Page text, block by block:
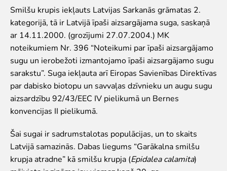
"Cīruļu" karte
Par ārpilsētas bāzi "Cīruļi"
"Cīruļu" kontaktinformācija
Par mums
Misija un vērtības
Stratēģija
Pārvaldība
Atbildīga darbība un politikas
Dalība EAZA
Vēsture
Kontaktinformācija
Iepirkumi
Smilšu krupis iekļauts Latvijas Sarkanās grāmatas 2.
kategorijā, tā ir Latvijā īpaši aizsargājama suga, saskaņā
ar 14.11.2000. (grozījumi 27.07.2004.) MK
noteikumiem Nr. 396 “Noteikumi par īpaši aizsargājamo
sugu un ierobežoti izmantojamo īpaši aizsargājamo sugu
sarakstu”. Suga iekļauta arī Eiropas Savienības Direktīvas
par dabisko biotopu un savvaļas dzīvnieku un augu sugu
aizsardzību 92/43/EEC IV pielikumā un Bernes
konvencijas II pielikumā.
Šai sugai ir sadrumstalotas populācijas, un to skaits
Latvijā samazinās. Dabas liegums “Garākalna smilšu
krupja atradne” kā smilšu krupja (Epidalea calamita)